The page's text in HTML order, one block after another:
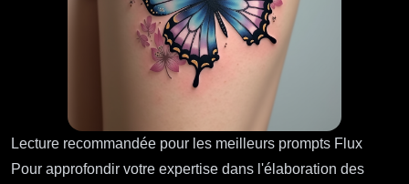
Lecture recommandée pour les meilleurs prompts Flux
Pour approfondir votre expertise dans l'élaboration des